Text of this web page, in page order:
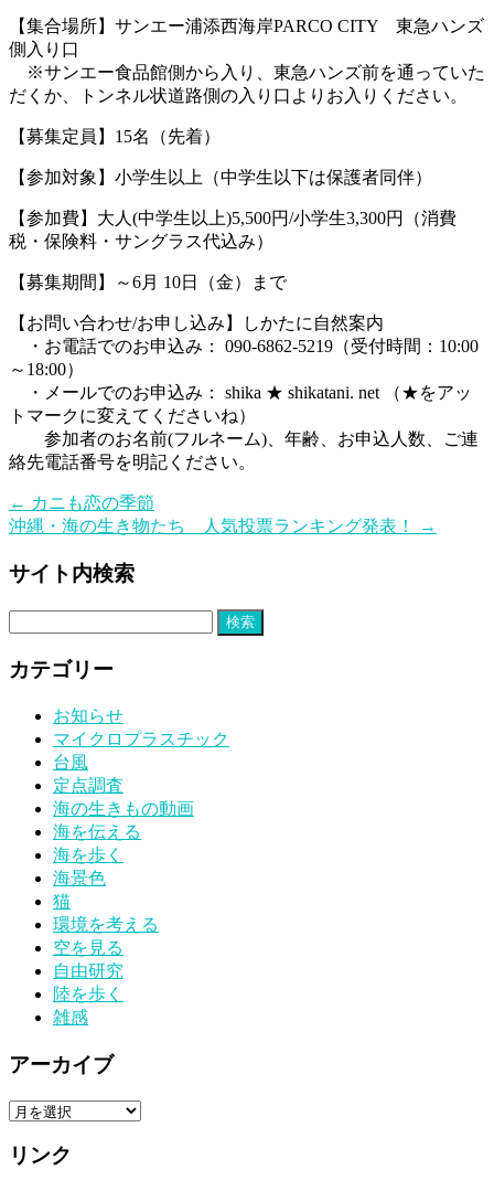
【集合場所】サンエー浦添西海岸PARCO CITY 東急ハンズ
側入り口
※サンエー食品館側から入り、東急ハンズ前を通っていた
だくか、トンネル状道路側の入り口よりお入りください。
【募集定員】15名（先着）
【参加対象】小学生以上（中学生以下は保護者同伴）
【参加費】大人(中学生以上)5,500円/小学生3,300円（消費
税・保険料・サングラス代込み）
【募集期間】～6月 10日（金）まで
【お問い合わせ/お申し込み】しかたに自然案内
・お電話でのお申込み： 090-6862-5219（受付時間：10:00
～18:00）
・メールでのお申込み： shika ★ shikatani. net （★をアッ
トマークに変えてくださいね）
参加者のお名前(フルネーム)、年齢、お申込人数、ご連
絡先電話番号を明記ください。
← カニも恋の季節
沖縄・海の生き物たち 人気投票ランキング発表！
→
サイト内検索
カテゴリー
お知らせ
マイクロプラスチック
台風
定点調査
海の生きもの動画
海を伝える
海を歩く
海景色
猫
環境を考える
空を見る
自由研究
陸を歩く
雑感
アーカイブ
ア
カ
リンク